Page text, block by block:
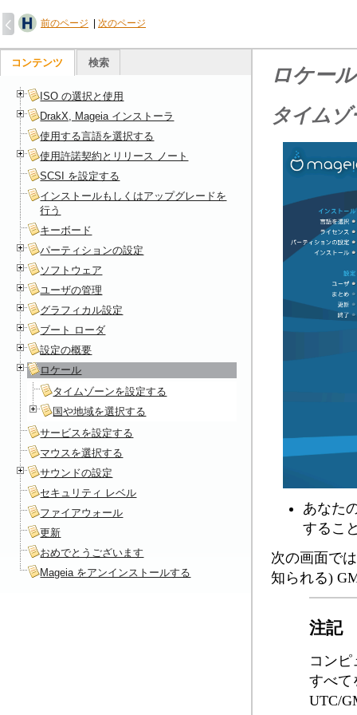
前のページ 次のページ
ロケール
タイム
あなた
するこ
次の画面で
知られる)
注記
コン
すべて
UTC/
コンテンツ 検索
ISO の選択と使用
DrakX, Mageia インストーラ
使用する言語を選択する
使用許諾契約とリリース ノート
SCSI を設定する
インストールもしくはアップグレードを
行う
キーボード
パーティションの設定
ソフトウェア
ユーザの管理
グラフィカル設定
ブート ローダ
設定の概要
ロケール
タイムゾーンを設定する
国や地域を選択する
サービスを設定する
マウスを選択する
サウンドの設定
セキュリティ レベル
ファイアウォール
更新
おめでとうございます
Mageia をアンインストールする